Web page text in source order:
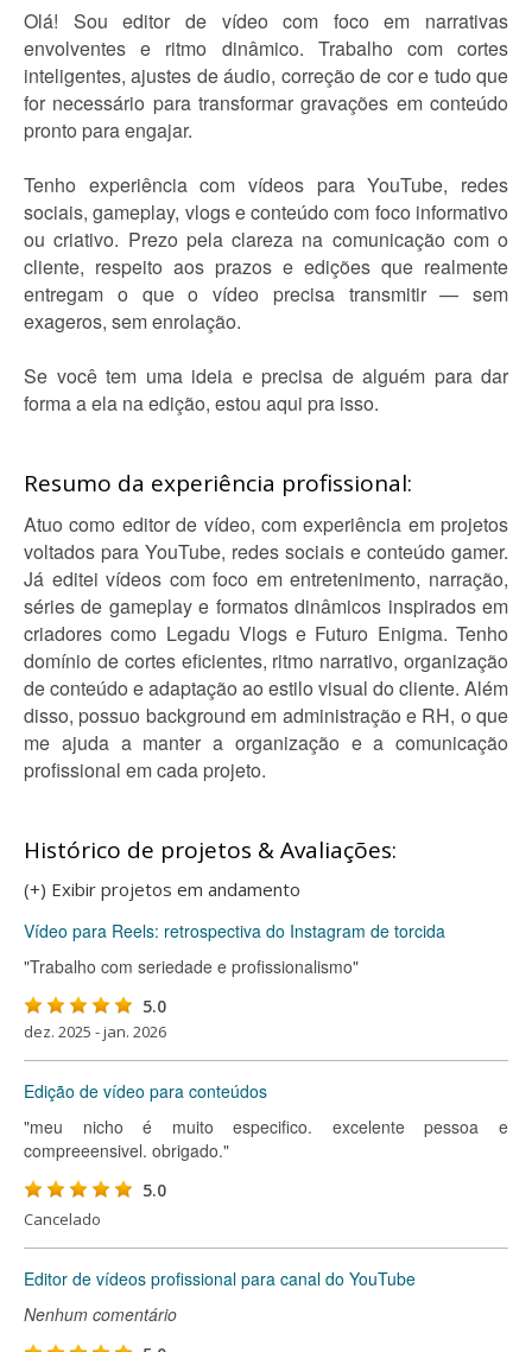
Olá! Sou editor de vídeo com foco em narrativas
envolventes e ritmo dinâmico. Trabalho com cortes
inteligentes, ajustes de áudio, correção de cor e tudo que
for necessário para transformar gravações em conteúdo
pronto para engajar.
Tenho experiência com vídeos para YouTube, redes
sociais, gameplay, vlogs e conteúdo com foco informativo
ou criativo. Prezo pela clareza na comunicação com o
cliente, respeito aos prazos e edições que realmente
entregam o que o vídeo precisa transmitir — sem
exageros, sem enrolação.
Se você tem uma ideia e precisa de alguém para dar
forma a ela na edição, estou aqui pra isso.
Resumo da experiência profissional:
Atuo como editor de vídeo, com experiência em projetos
voltados para YouTube, redes sociais e conteúdo gamer.
Já editei vídeos com foco em entretenimento, narração,
séries de gameplay e formatos dinâmicos inspirados em
criadores como Legadu Vlogs e Futuro Enigma. Tenho
domínio de cortes eficientes, ritmo narrativo, organização
de conteúdo e adaptação ao estilo visual do cliente. Além
disso, possuo background em administração e RH, o que
me ajuda a manter a organização e a comunicação
profissional em cada projeto.
Histórico de projetos & Avaliações:
(+) Exibir projetos em andamento
Vídeo para Reels: retrospectiva do Instagram de torcida
"Trabalho com seriedade e profissionalismo"
5.0
dez. 2025 - jan. 2026
Edição de vídeo para conteúdos
"meu nicho é muito especifico. excelente pessoa e
compreeensivel. obrigado."
5.0
Cancelado
Editor de vídeos profissional para canal do YouTube
Nenhum comentário